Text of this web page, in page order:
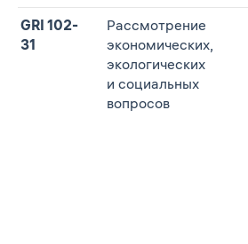
GRI 102-
31
Рассмотрение
экономических,
экологических
и социальных
вопросов